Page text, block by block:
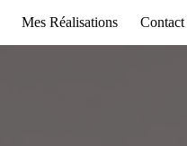
Mes Réalisations Contact